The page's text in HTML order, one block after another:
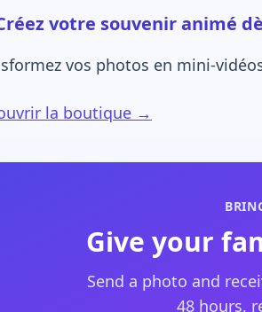
votre souvenir animé
vos photos en mini-
la boutique →
Give your
Send a photo and
48 hours,